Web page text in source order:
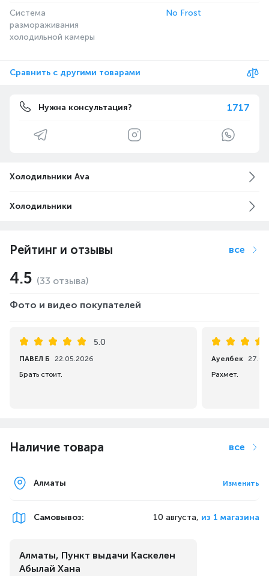
Система
размораживания
холодильной камеры
No Frost
Сравнить с другими товарами
Нужна консультация? 1717
Холодильники Ava
Холодильники
Рейтинг и отзывы все
4.5 (33 отзыва)
Фото и видео покупателей
5.0
ПАВЕЛ Б
22.05.2026
Брать стоит.
Ауелбек
Рахмет.
Наличие товара все
Алматы Изменить
Самовывоз: 10 августа, из 1 магазина
Алматы, Пункт выдачи Каскелен
Абылай Хана